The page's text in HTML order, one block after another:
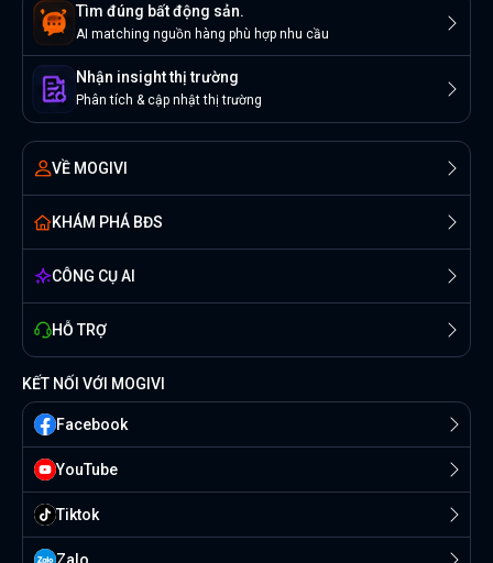
Tìm đúng bất động sản.
AI matching nguồn hàng phù hợp nhu cầu
Nhận insight thị trường
Phân tích & cập nhật thị trường
VỀ MOGIVI
KHÁM PHÁ BĐS
CÔNG CỤ AI
HỖ TRỢ
KẾT NỐI VỚI MOGIVI
Facebook
YouTube
Tiktok